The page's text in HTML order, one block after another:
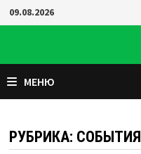
Перейти
к
09.08.2026
МЕНЮ
РУБРИКА: СОБЫТИЯ